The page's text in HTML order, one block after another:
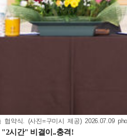
약식. (사진=구미시 제공) 2026.07.09